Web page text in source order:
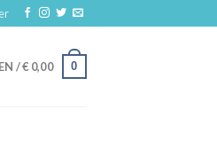
/€ 0,00 0